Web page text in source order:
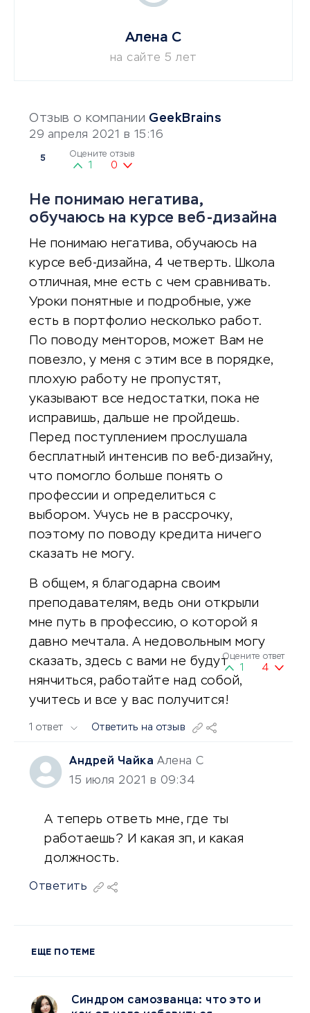
Отзыв о компании GeekBrains
29 апреля 2021 в 15:16
5 Оцените отзыв
1 0
Не понимаю негатива,
обучаюсь на курсе веб-дизайна
Не понимаю негатива, обучаюсь на
курсе веб-дизайна, 4 четверть. Школа
отличная, мне есть с чем сравнивать.
Уроки понятные и подробные, уже
есть в портфолио несколько работ.
По поводу менторов, может Вам не
повезло, у меня с этим все в порядке,
плохую работу не пропустят,
указывают все недостатки, пока не
исправишь, дальше не пройдешь.
Перед поступлением прослушала
бесплатный интенсив по веб-дизайну,
что помогло больше понять о
профессии и определиться с
выбором. Учусь не в рассрочку,
поэтому по поводу кредита ничего
сказать не могу.
В общем, я благодарна своим
преподавателям, ведь они открыли
мне путь в профессию, о которой я
давно мечтала. А недовольным могу
сказать, здесь с вами не будут
нянчиться, работайте над собой,
учитесь и все у вас получится!
1 ответ Ответить на отзыв
Андрей Чайка Алена С
15 июля 2021 в 09:34
Оцените ответ
1 4
А теперь ответь мне, где ты
работаешь? И какая зп, и какая
должность.
Ответить
ЕЩЕ ПО ТЕМЕ
Синдром самозванца: что это и
Алена С
на сайте 5 лет